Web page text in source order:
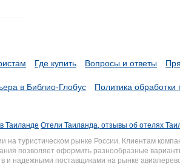
Где купить Вопросы и ответы
в Библио-Глобус Политика
Таиланде Отели Таиланда, отзывы об отелях
на туристическом рынке России. Клиентам
позволяет оформить разнообразные
и надежными поставщиками на рынке